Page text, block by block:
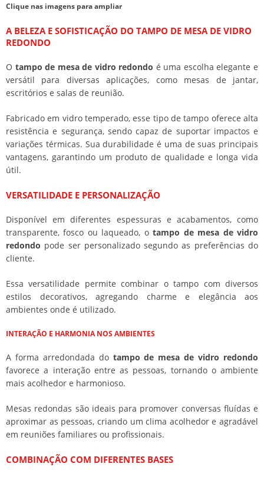
Clique nas imagens para ampliar
A BELEZA E SOFISTICAÇÃO DO TAMPO DE MESA DE VIDRO
REDONDO
O tampo de mesa de vidro redondo é uma escolha elegante e
versátil para diversas aplicações, como mesas de jantar,
escritórios e salas de reunião.
Fabricado em vidro temperado, esse tipo de tampo oferece alta
resistência e segurança, sendo capaz de suportar impactos e
variações térmicas. Sua durabilidade é uma de suas principais
vantagens, garantindo um produto de qualidade e longa vida
útil.
VERSATILIDADE E PERSONALIZAÇÃO
Disponível em diferentes espessuras e acabamentos, como
transparente, fosco ou laqueado, otampo de mesa de vidro
redondo pode ser personalizado segundo as preferências do
cliente.
Essa versatilidade permite combinar o tampo com diversos
estilos decorativos, agregando charme e elegância aos
ambientes onde é utilizado.
INTERAÇÃO E HARMONIA NOS AMBIENTES
A forma arredondada do tampo de mesa de vidro redondo
favorece a interação entre as pessoas, tornando o ambiente
mais acolhedor e harmonioso.
Mesas redondas são ideais para promover conversas fluídas e
aproximar as pessoas, criando um clima acolhedor e agradável
em reuniões familiares ou profissionais.
COMBINAÇÃO COM DIFERENTES BASES